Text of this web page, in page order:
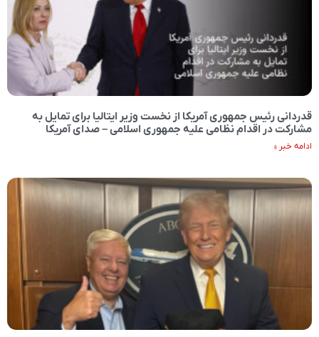
قدردانی رئیس جمهوری آمریکا از نخست وزیر ایتالیا برای تمایل به
مشارکت در اقدام نظامی علیه جمهوری اسلامی – صدای آمریکا
ادامه خبر »